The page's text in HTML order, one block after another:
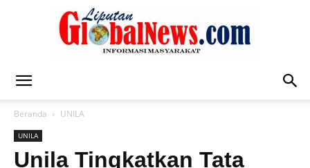
Global
Beranda UNILA
UNILA
Unila Tingkatkan Tata